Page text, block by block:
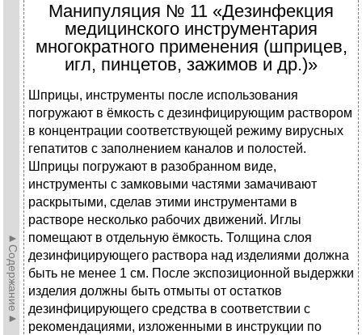
►Содержание►
Манипуляция № 11 «Дезинфекция
медицинского инструментария
многократного применения (шприцев,
игл, пинцетов, зажимов и др.)»
Шприцы, инструменты после использования
погружают в ёмкость с дезинфицирующим раствором
в концентрации соответствующей режиму вирусных
гепатитов с заполнением каналов и полостей.
Шприцы погружают в разобранном виде,
инструменты с замковыми частями замачивают
раскрытыми, сделав этими инструментами в
растворе несколько рабочих движений. Иглы
помещают в отдельную ёмкость. Толщина слоя
дезинфицирующего раствора над изделиями должна
быть не менее 1 см. После экспозиционной выдержки
изделия должны быть отмыты от остатков
дезинфицирующего средства в соответствии с
рекомендациями, изложенными в инструкции по